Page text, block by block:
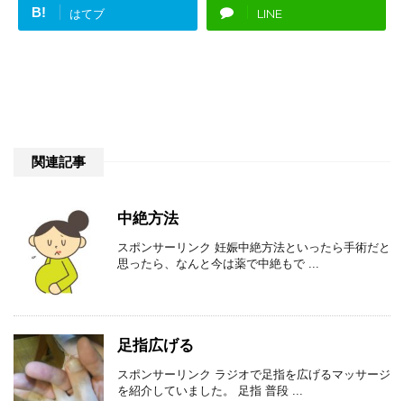
B! はてブ LINE
関連記事
中絶方法
スポンサーリンク 妊娠中絶方法といったら手術だと
思ったら、なんと今は薬で中絶もで ...
足指広げる
スポンサーリンク ラジオで足指を広げるマッサージ
を紹介していました。 足指 普段 ...